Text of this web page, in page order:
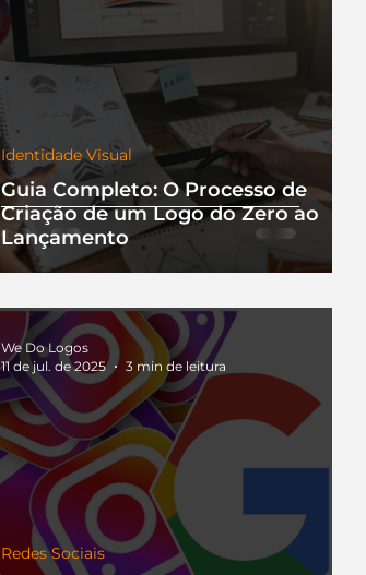
Guia Completo: O Processo de
Criação de um Logo do Zero ao
Lançamento
Identidade Visual
Redes Sociais
We Do Logos
11 de jul. de 2025
3 min de leitura